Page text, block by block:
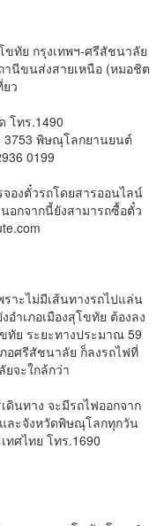
ขทัย กรุงเทพฯ-ศรีสัชนาลัย
านีขนส่งสายเหนือ (หมอชิต
ว
โทร.1490
3753 พิษณุโลกยานยนต์
0199
องตั๋วรถโดยสารออนไลน์
อกจากนี้ยังสามารถซื้อตั๋ว
าะไม่มีเส้นทางรถไปแล่น
อำเภอเมืองสุโขทัย ต้องลง
ทัย ระยะทางประมาณ 59
อศรีสัชนาลัย ก็ลงรถไฟที่
จะใกล้กว่า
ดินทาง จะมีรถไฟออกจาก
ละจังหวัดพิษณุโลกทุกวัน
ทศไทย โทร.1690